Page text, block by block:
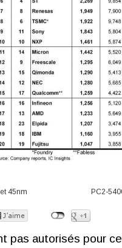
45nm PC2-
pas autorisés pour